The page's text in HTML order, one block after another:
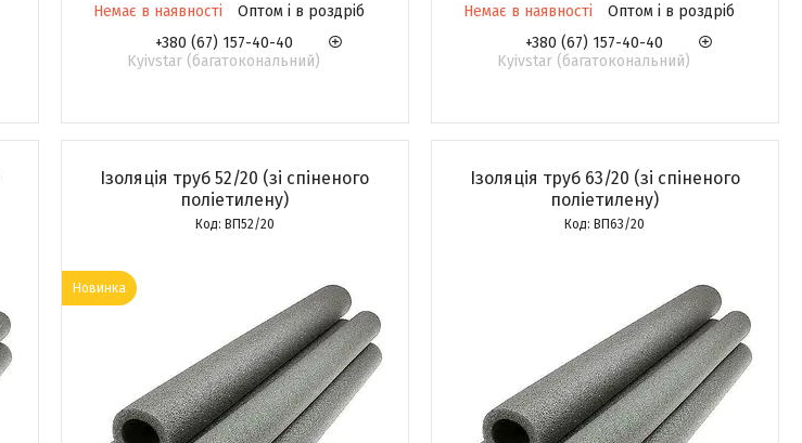
Немає в наявності
Оптом і в роздріб
+380 (67) 157-40-40
Kyivstar (багатокональний)
Немає в наявності
Оптом і в роздріб
+380 (67) 157-40-40
Kyivstar (багатокональний)
Ізоляція труб 52/20 (зі спіненого
поліетилену)
ВП52/20
Новинка
Ізоляція труб 63/20 (зі спіненого
поліетилену)
ВП63/20